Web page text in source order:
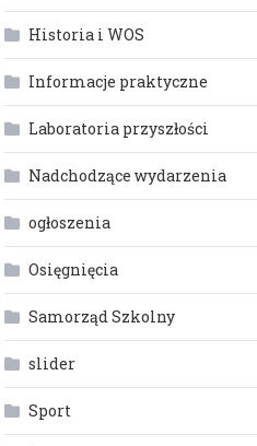
Historia i WOS
Informacje praktyczne
Laboratoria przyszłości
Nadchodzące wydarzenia
ogłoszenia
Osięgnięcia
Samorząd Szkolny
slider
Sport